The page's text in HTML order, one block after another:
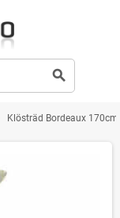
search
Klösträd Bordeaux 170cm